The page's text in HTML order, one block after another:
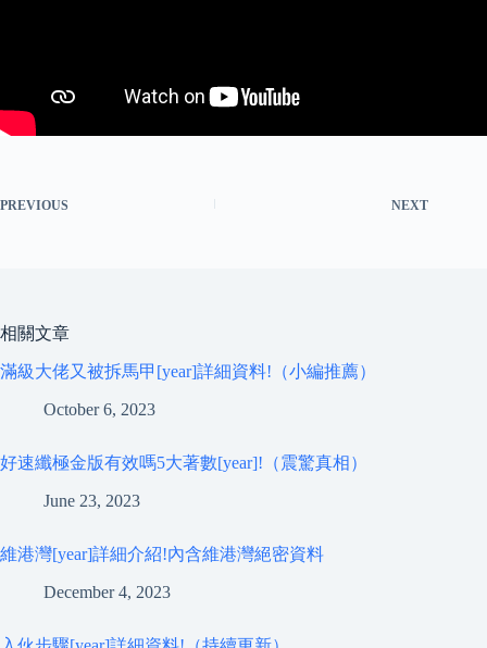
PREVIOUS NEXT
相關文章
滿級大佬又被拆馬甲[year]詳細資料!（小編推薦）
October 6, 2023
好速纖極金版有效嗎5大著數[year]!（震驚真相）
June 23, 2023
維港灣[year]詳細介紹!內含維港灣絕密資料
December 4, 2023